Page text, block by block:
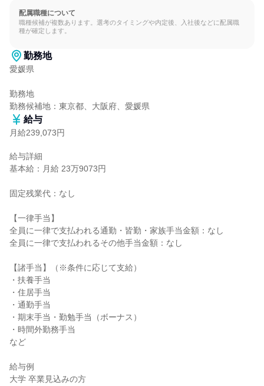
配属職種について
職種候補が複数あります。選考のタイミングや内定後、入社後などに配属職
種が確定します。
勤務地
愛媛県
勤務地
勤務候補地：東京都、大阪府、愛媛県
給与
月給239,073円
給与詳細
基本給：月給 23万9073円
固定残業代：なし
【一律手当】
全員に一律で支払われる通勤・皆勤・家族手当金額：なし
全員に一律で支払われるその他手当金額：なし
【諸手当】（※条件に応じて支給）
・扶養手当
・住居手当
・通勤手当
・期末手当・勤勉手当（ボーナス）
・時間外勤務手当
など
給与例
大学 卒業見込みの方